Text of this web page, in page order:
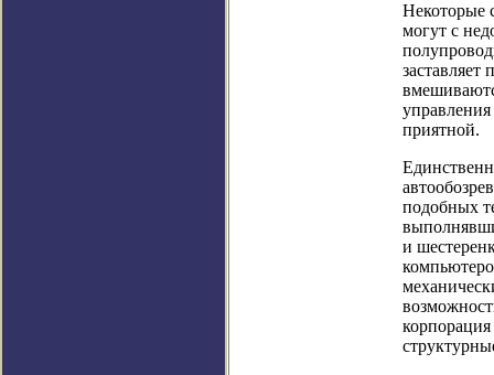
Некоторые
могут с
заставляет
приятной.
подобных
и